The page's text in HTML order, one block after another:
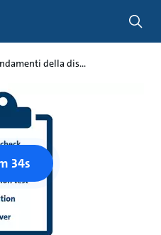
della dis...
34s